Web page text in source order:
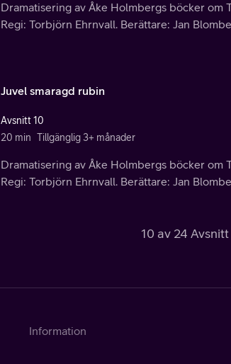
Dramatisering av Åke Holmbergs böcker om
Regi: Torbjörn Ehrnvall. Berättare: Jan
Juvel smaragd rubin
Avsnitt 10
20 min Tillgänglig 3+ månader
Dramatisering av Åke Holmbergs böcker om
Regi: Torbjörn Ehrnvall. Berättare: Jan
10 av 24 Avsnitt
Information